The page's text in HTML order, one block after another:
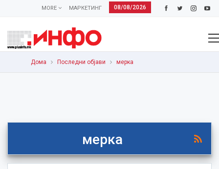
08/08/2026
МАРКЕТИНГ
MORE
Дома Последни објави мерка
мерка